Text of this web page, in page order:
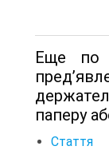
Еще по
паперу